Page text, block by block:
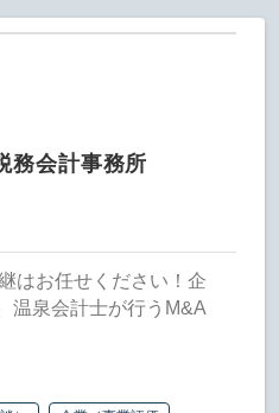
務会計事務所
はお任せください！企
温泉会計士が行うM&A